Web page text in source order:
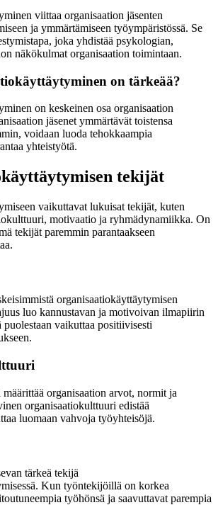
viittaa organisaation jäsenten
ja ymmärtämiseen työympäristössä. Se
joka yhdistää psykologian,
näkökulmat organisaation toimintaan.
on tärkeää?
on keskeinen osa organisaation
jäsenet ymmärtävät toistensa
voidaan luoda tehokkaampia
yhteistyötä.
tekijät
vaikuttavat lukuisat tekijät, kuten
motivaatio ja ryhmädynamiikka. On
tekijät paremmin parantaakseen
organisaatiokäyttäytymisen
luo kannustavan ja motivoivan ilmapiirin
puolestaan vaikuttaa positiivisesti
organisaation arvot, normit ja
organisaatiokulttuuri edistää
luomaan vahvoja työyhteisöjä.
tärkeä tekijä
Kun työntekijöillä on korkea
työhönsä ja saavuttavat parempia